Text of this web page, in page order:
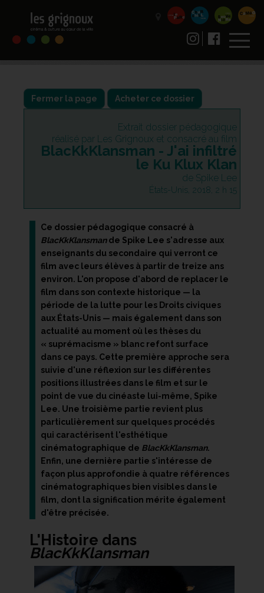
Fermer la page Acheter ce dossier
Extrait dossier pédagogique
réalisé par Les Grignoux et consacré au film
BlacKkKlansman - J'ai infiltré
le Ku Klux Klan
de Spike Lee
États-Unis, 2018, 2 h 15
Ce dossier pédagogique consacré à
BlacKkKlansmande Spike Lee s'adresse aux
enseignants du secondaire qui verront ce
film avec leurs élèves à partir de treize ans
environ. L'on propose d'abord de replacer le
film dans son contexte historique — la
période de la lutte pour les Droits civiques
aux États-Unis — mais également dans son
actualité au moment où les thèses du
« suprémacisme » blanc refont surface
dans ce pays. Cette première approche sera
suivie d'une réflexion sur les différentes
positions illustrées dans le film et sur le
point de vue du cinéaste lui-même, Spike
Lee. Une troisième partie revient plus
particulièrement sur quelques procédés
qui caractérisent l'esthétique
cinématographique de BlacKkKlansman.
Enfin, une dernière partie s'intéresse de
façon plus approfondie à quatre références
cinématographiques bien visibles dans le
film, dont la signification mérite également
d'être précisée.
L'Histoire dans
BlacKkKlansman